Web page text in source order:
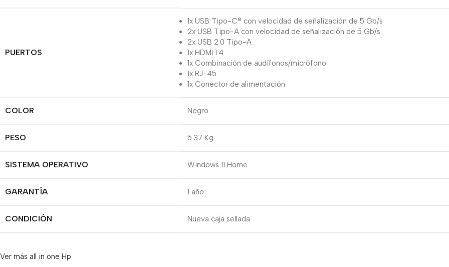
PUERTOS
1x USB Tipo-C® con velocidad de señalización de 5 Gb/s
2x USB Tipo-A con velocidad de señalización de 5 Gb/s
2x USB 2.0 Tipo-A
1x HDMI 1.4
1x Combinación de audífonos/micrófono
1x RJ-45
1x Conector de alimentación
COLOR Negro
PESO 5.37 Kg
SISTEMA OPERATIVO Windows 11 Home
GARANTÍA 1 año
CONDICIÓN Nueva caja sellada
Ver más all in one Hp